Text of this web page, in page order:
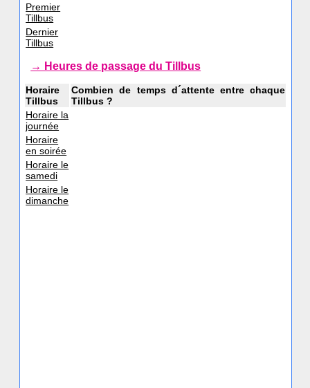
Premier
Tillbus
Dernier
Tillbus
→ Heures de passage du Tillbus
Horaire
Tillbus
Combien de temps d´attente entre chaque
Tillbus ?
Horaire la
journée
Horaire
en soirée
Horaire le
samedi
Horaire le
dimanche